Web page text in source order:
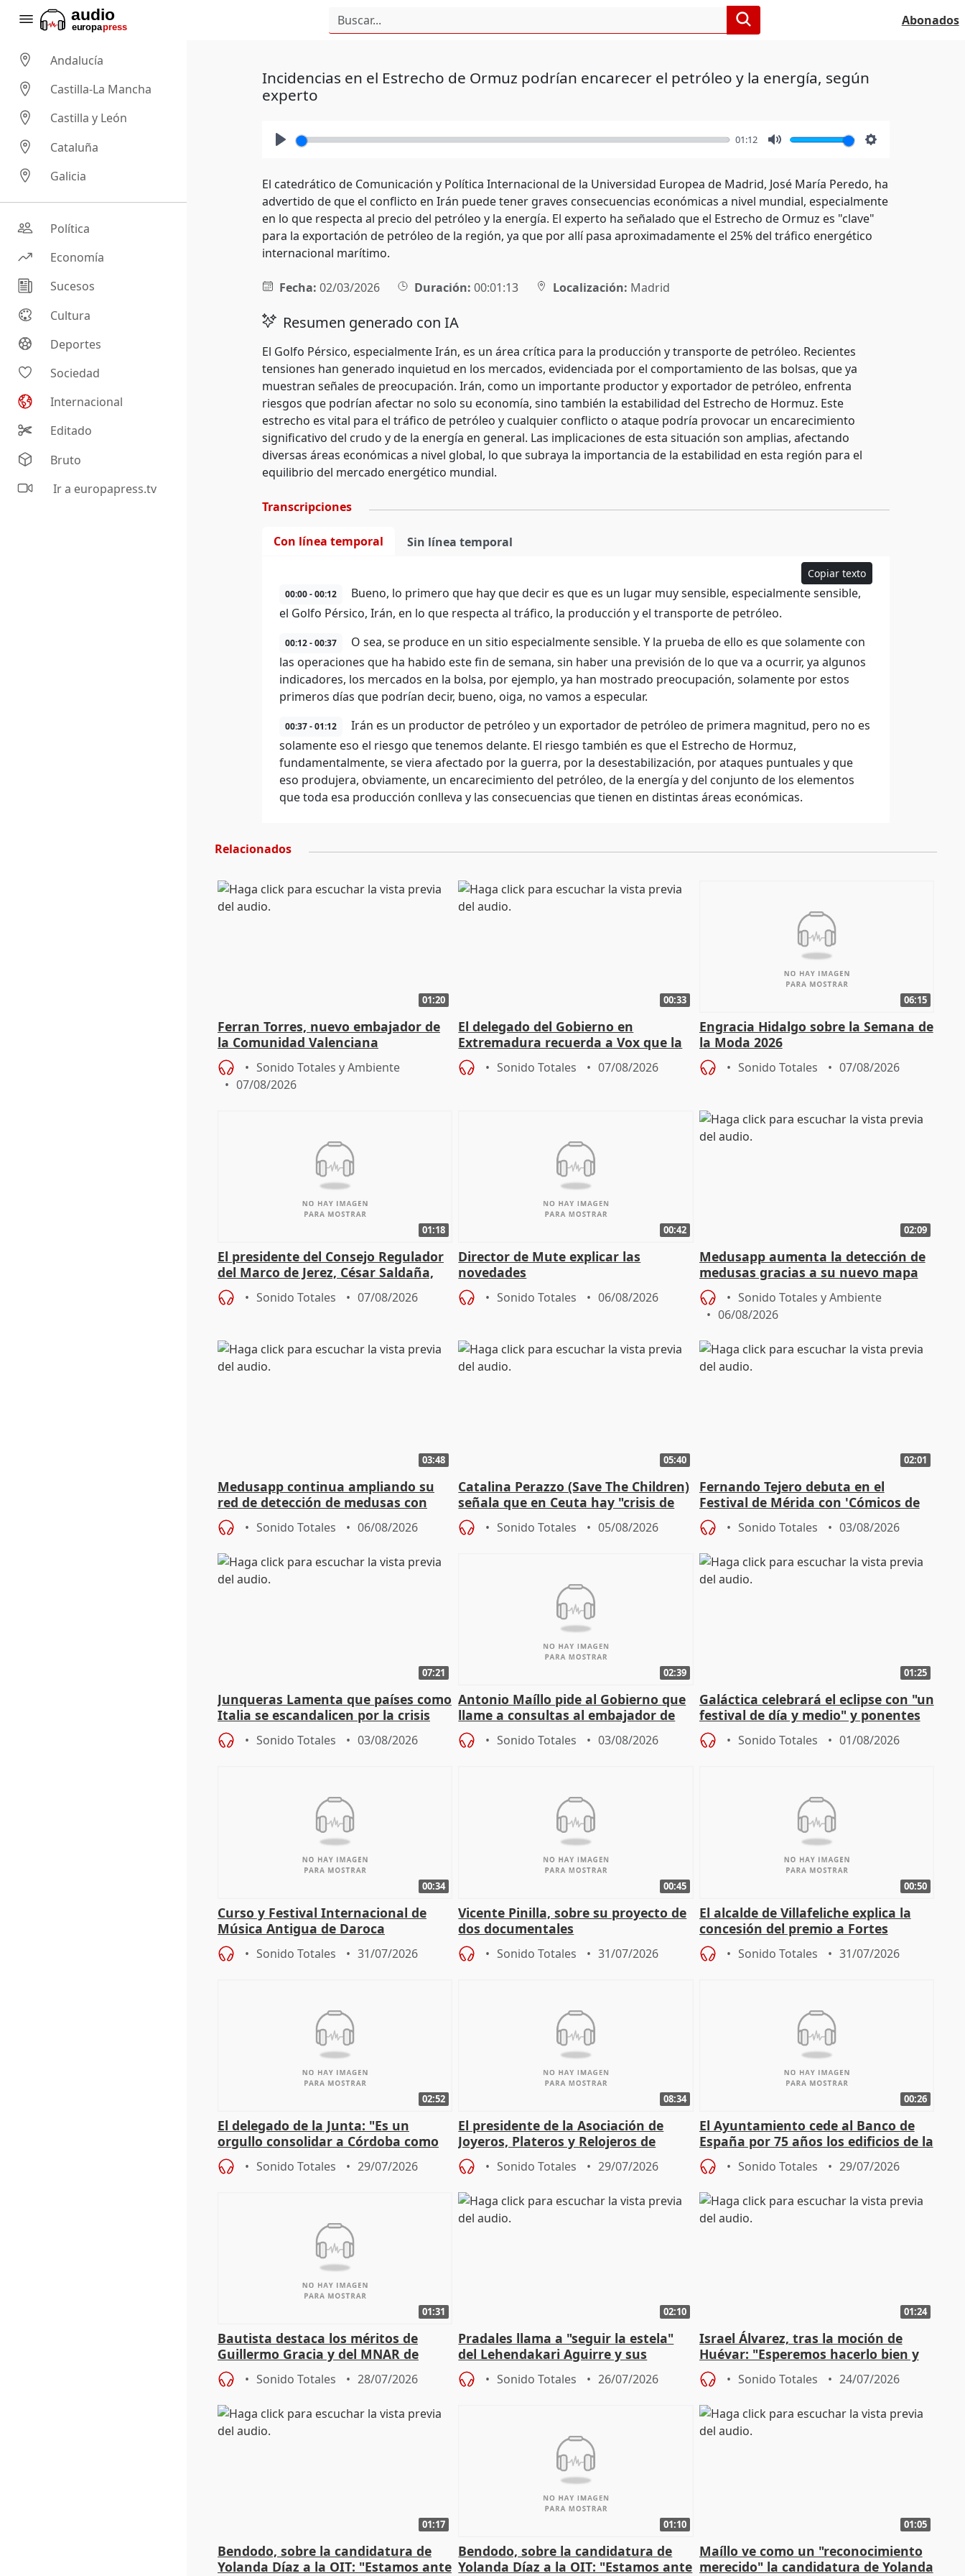
Abonados
Andalucía
Castilla-La Mancha
Castilla y León
Cataluña
Galicia
Política
Economía
Sucesos
Cultura
Deportes
Sociedad
Internacional
Editado
Bruto
Ir a europapress.tv
Incidencias en el Estrecho de Ormuz podrían encarecer el petróleo y la energía, según
experto
01:12
El catedrático de Comunicación y Política Internacional de la Universidad Europea de Madrid, José María Peredo, ha
advertido de que el conflicto en Irán puede tener graves consecuencias económicas a nivel mundial, especialmente
en lo que respecta al precio del petróleo y la energía. El experto ha señalado que el Estrecho de Ormuz es "clave"
para la exportación de petróleo de la región, ya que por allí pasa aproximadamente el 25% del tráfico energético
internacional marítimo.
Fecha: 02/03/2026 Duración: 00:01:13 Localización: Madrid
Resumen generado con IA
El Golfo Pérsico, especialmente Irán, es un área crítica para la producción y transporte de petróleo. Recientes
tensiones han generado inquietud en los mercados, evidenciada por el comportamiento de las bolsas, que ya
muestran señales de preocupación. Irán, como un importante productor y exportador de petróleo, enfrenta
riesgos que podrían afectar no solo su economía, sino también la estabilidad del Estrecho de Hormuz. Este
estrecho es vital para el tráfico de petróleo y cualquier conflicto o ataque podría provocar un encarecimiento
significativo del crudo y de la energía en general. Las implicaciones de esta situación son amplias, afectando
diversas áreas económicas a nivel global, lo que subraya la importancia de la estabilidad en esta región para el
equilibrio del mercado energético mundial.
Transcripciones
Con línea temporal Sin línea temporal
Copiar texto
00:00 - 00:12
Bueno, lo primero que hay que decir es que es un lugar muy sensible, especialmente sensible,
el Golfo Pérsico, Irán, en lo que respecta al tráfico, la producción y el transporte de petróleo.
00:12 - 00:37
O sea, se produce en un sitio especialmente sensible. Y la prueba de ello es que solamente con
las operaciones que ha habido este fin de semana, sin haber una previsión de lo que va a ocurrir, ya algunos
indicadores, los mercados en la bolsa, por ejemplo, ya han mostrado preocupación, solamente por estos
primeros días que podrían decir, bueno, oiga, no vamos a especular.
00:37 - 01:12
Irán es un productor de petróleo y un exportador de petróleo de primera magnitud, pero no es
solamente eso el riesgo que tenemos delante. El riesgo también es que el Estrecho de Hormuz,
fundamentalmente, se viera afectado por la guerra, por la desestabilización, por ataques puntuales y que
eso produjera, obviamente, un encarecimiento del petróleo, de la energía y del conjunto de los elementos
que toda esa producción conlleva y las consecuencias que tienen en distintas áreas económicas.
Relacionados
01:20
Ferran Torres, nuevo embajador de
la Comunidad Valenciana
Sonido Totales y Ambiente
07/08/2026
00:33
El delegado del Gobierno en
Extremadura recuerda a Vox que la
devolución de menores es estatal
Sonido Totales 07/08/2026
06:15
Engracia Hidalgo sobre la Semana de
la Moda 2026
Sonido Totales 07/08/2026
01:18
El presidente del Consejo Regulador
del Marco de Jerez, César Saldaña,
sobre exportaciones
Sonido Totales 07/08/2026
00:42
Director de Mute explicar las
novedades
Sonido Totales 06/08/2026
02:09
Medusapp aumenta la detección de
medusas gracias a su nuevo mapa
de interacción colaborativo
Sonido Totales y Ambiente
06/08/2026
03:48
Medusapp continua ampliando su
red de detección de medusas con
más de 700.000 descargas
Sonido Totales 06/08/2026
05:40
Catalina Perazzo (Save The Children)
señala que en Ceuta hay "crisis de
protección a infancia"
Sonido Totales 05/08/2026
02:01
Fernando Tejero debuta en el
Festival de Mérida con 'Cómicos de
Roma': "Strabo me ha escogido"
Sonido Totales 03/08/2026
07:21
Junqueras Lamenta que países como
Italia se escandalicen por la crisis
migratoria
Sonido Totales 03/08/2026
02:39
Antonio Maíllo pide al Gobierno que
llame a consultas al embajador de
Marruecos
Sonido Totales 03/08/2026
01:25
Galáctica celebrará el eclipse con "un
festival de día y medio" y ponentes
internacionales
Sonido Totales 01/08/2026
00:34
Curso y Festival Internacional de
Música Antigua de Daroca
Sonido Totales 31/07/2026
00:45
Vicente Pinilla, sobre su proyecto de
dos documentales
Sonido Totales 31/07/2026
00:50
El alcalde de Villafeliche explica la
concesión del premio a Fortes
Sonido Totales 31/07/2026
02:52
El delegado de la Junta: "Es un
orgullo consolidar a Córdoba como
la capital europea de la joyería"
Sonido Totales 29/07/2026
08:34
El presidente de la Asociación de
Joyeros, Plateros y Relojeros de
Córdoba celebra la IGP
Sonido Totales 29/07/2026
00:26
El Ayuntamiento cede al Banco de
España por 75 años los edificios de la
Quinta de Torre Arias
Sonido Totales 29/07/2026
01:31
Bautista destaca los méritos de
Guillermo Gracia y del MNAR de
Mérida
Sonido Totales 28/07/2026
02:10
Pradales llama a "seguir la estela"
del Lehendakari Aguirre y sus
valores
Sonido Totales 26/07/2026
01:24
Israel Álvarez, tras la moción de
Huévar: "Esperemos hacerlo bien y
reeditar la Alcaldía"
Sonido Totales 24/07/2026
01:17
Bendodo, sobre la candidatura de
Yolanda Díaz a la OIT: "Estamos ante
01:10
Bendodo, sobre la candidatura de
Yolanda Díaz a la OIT: "Estamos ante
01:05
Maíllo ve como un "reconocimiento
merecido" la candidatura de Yolanda